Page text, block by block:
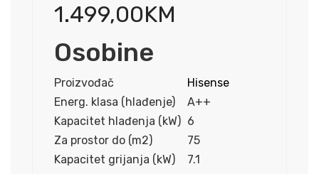
1.499,00KM
Osobine
Proizvođač
Hisense
Energ. klasa (hlađenje)
A++
Kapacitet hlađenja (kW) 6
Za prostor do (m2)
75
Kapacitet grijanja (kW)
7.1